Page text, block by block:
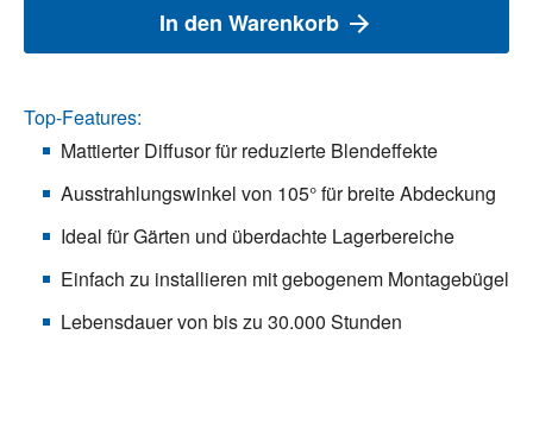
In den Warenkorb
Top-Features:
Mattierter Diffusor für reduzierte Blendeffekte
Ausstrahlungswinkel von 105° für breite Abdeckung
Ideal für Gärten und überdachte Lagerbereiche
Einfach zu installieren mit gebogenem Montagebügel
Lebensdauer von bis zu 30.000 Stunden